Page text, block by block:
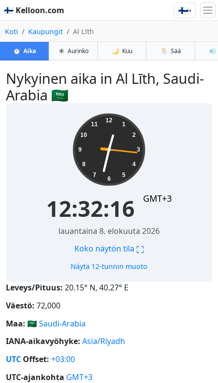
🇫🇮 Kelloon.com 🇫🇮▾
Koti Kaupungit Al Līth
⏱️ Aika ☀️ Aurinko 🌙 Kuu 🌦️ Sää 💨
Nykyinen aika in Al Līth, Saudi-
Arabia 🇸🇦
12
1
2
3
4
5
6
7
8
9
10
11
12:32:16 GMT+3
lauantaina 8. elokuuta 2026
Koko näytön tila ⛶
Näytä 12-tunnin muoto
Leveys/Pituus: 20.15° N, 40.27° E
Väestö: 72,000
Maa: 🇸🇦Saudi-Arabia
IANA-aikavyöhyke: Asia/Riyadh
UTC Offset: +03:00
UTC-ajankohta GMT+3